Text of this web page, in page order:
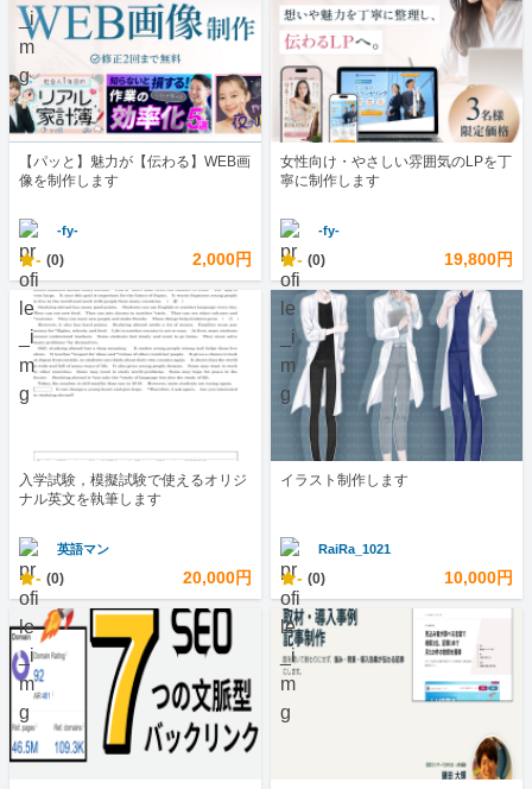
【パッと】魅力が【伝わる】WEB画
像を制作します
-fy-
- (0) 2,000円
女性向け・やさしい雰囲気のLPを丁
寧に制作します
-fy-
- (0) 19,800円
入学試験，模擬試験で使えるオリジ
ナル英文を執筆します
英語マン
- (0) 20,000円
イラスト制作します
RaiRa_1021
- (0) 10,000円